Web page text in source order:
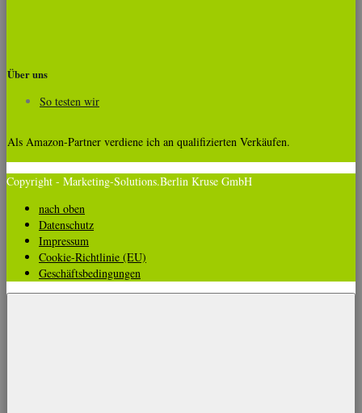
Über uns
So testen wir
Als Amazon-Partner verdiene ich an qualifizierten Verkäufen.
Copyright - Marketing-Solutions.Berlin Kruse GmbH
nach oben
Datenschutz
Impressum
Cookie-Richtlinie (EU)
Geschäftsbedingungen